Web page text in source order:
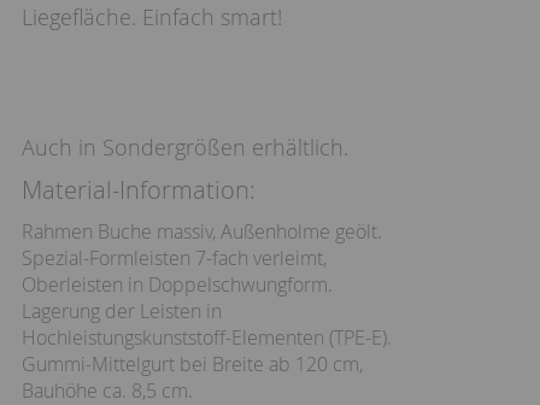
Liegefläche. Einfach smart!
Auch in Sondergrößen erhältlich.
Material-Information:
Rahmen Buche massiv, Außenholme geölt.
Spezial-Formleisten 7-fach verleimt,
Oberleisten in Doppelschwungform.
Lagerung der Leisten in
Hochleistungskunststoff-Elementen (TPE-E).
Gummi-Mittelgurt bei Breite ab 120 cm,
Bauhöhe ca. 8,5 cm.